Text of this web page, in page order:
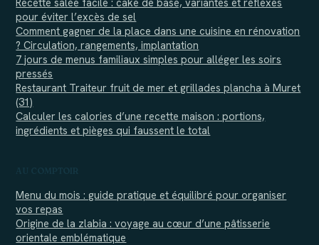
Recette salée facile : cake de base, variantes et réflexes
pour éviter l’excès de sel
Comment gagner de la place dans une cuisine en rénovation
? Circulation, rangements, implantation
7 jours de menus familiaux simples pour alléger les soirs
pressés
Restaurant Traiteur fruit de mer et grillades plancha à Muret
(31)
Calculer les calories d’une recette maison : portions,
ingrédients et pièges qui faussent le total
Menu du mois : guide pratique et équilibré pour organiser
vos repas
Origine de la zlabia : voyage au cœur d’une pâtisserie
orientale emblématique